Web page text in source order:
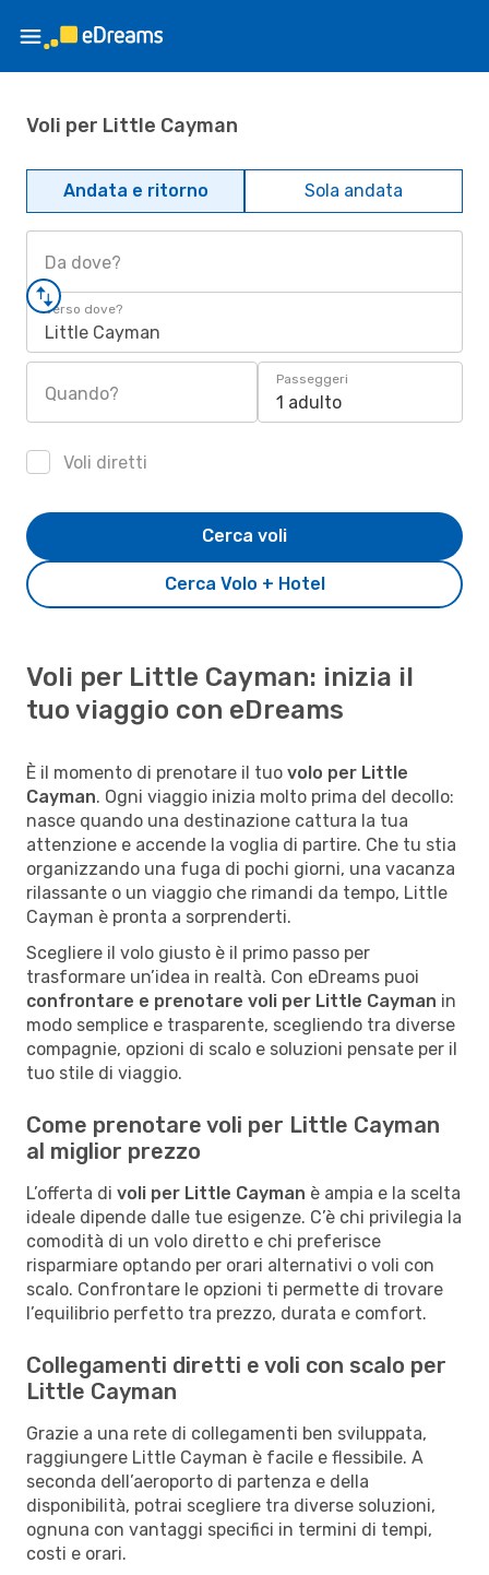
Voli per Little Cayman
Andata e ritorno Sola andata
Da dove?
Verso dove?
Little Cayman
Quando?
Passeggeri
1 adulto
Voli diretti
Cerca Volo + Hotel
Cerca voli
Voli per Little Cayman: inizia il
tuo viaggio con eDreams
È il momento di prenotare il tuo volo per Little
Cayman. Ogni viaggio inizia molto prima del decollo:
nasce quando una destinazione cattura la tua
attenzione e accende la voglia di partire. Che tu stia
organizzando una fuga di pochi giorni, una vacanza
rilassante o un viaggio che rimandi da tempo, Little
Cayman è pronta a sorprenderti.
Scegliere il volo giusto è il primo passo per
trasformare un’idea in realtà. Con eDreams puoi
confrontare e prenotare voli per Little Cayman in
modo semplice e trasparente, scegliendo tra diverse
compagnie, opzioni di scalo e soluzioni pensate per il
tuo stile di viaggio.
Come prenotare voli per Little Cayman
al miglior prezzo
L’offerta di voli per Little Cayman è ampia e la scelta
ideale dipende dalle tue esigenze. C’è chi privilegia la
comodità di un volo diretto e chi preferisce
risparmiare optando per orari alternativi o voli con
scalo. Confrontare le opzioni ti permette di trovare
l’equilibrio perfetto tra prezzo, durata e comfort.
Collegamenti diretti e voli con scalo per
Little Cayman
Grazie a una rete di collegamenti ben sviluppata,
raggiungere Little Cayman è facile e flessibile. A
seconda dell’aeroporto di partenza e della
disponibilità, potrai scegliere tra diverse soluzioni,
ognuna con vantaggi specifici in termini di tempi,
costi e orari.